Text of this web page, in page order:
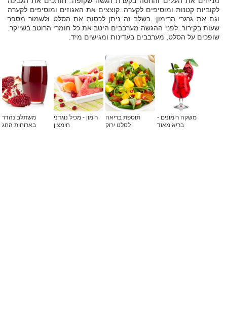
לקוביות קטנות ומוסיפים לקערה. קוצצים את האגוזים ומוסיפים לקערה
וגם את גרגרי הרימון. בשלב זה ניתן לכסות את הסלט ולשמור מספר
שעות בקירור. לפני ההגשה מערבבים היטב את כל חומרי הרוטב בשייקר.
שופכים על הסלט, מערבבים בעדינות ומגישים מיד.
משקה רימונים -
בריא מאוד
תוספת בריאה
לסלט ירוק
רימון - מכיל נוגדני
חימצון
משתלב נהדר
בארוחות החג